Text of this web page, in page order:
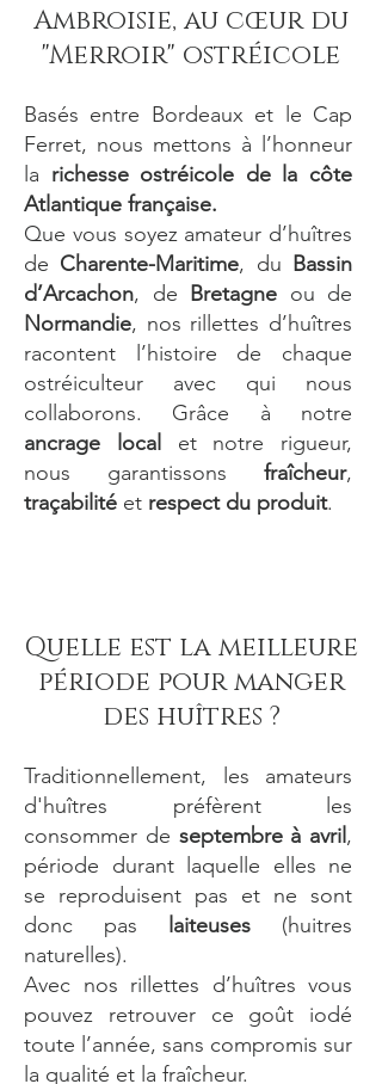
Ambroisie, au cœur du
"Merroir" ostréicole
Basés entre Bordeaux et le Cap
Ferret, nous mettons à l’honneur
la richesse ostréicole de la côte
Atlantique française.
Que vous soyez amateur d’huîtres
de Charente-Maritime, du Bassin
d’Arcachon, de Bretagne ou de
Normandie, nos rillettes d’huîtres
racontent l’histoire de chaque
ostréiculteur avec qui nous
collaborons. Grâce à notre
ancrage local
et notre rigueur,
nous garantissons fraîcheur,
traçabilité et respect du produit.
Quelle est la meilleure
période pour manger
des huîtres ?
Traditionnellement, les amateurs
d'huîtres préfèrent les
consommer de septembre à avril ,
période durant laquelle elles ne
se reproduisent pas et ne sont
donc pas
laiteuses (huitres
naturelles).
Avec nos rillettes d’huîtres vous
pouvez retrouver ce goût iodé
toute l’année, sans compromis sur
la qualité et la fraîcheur.